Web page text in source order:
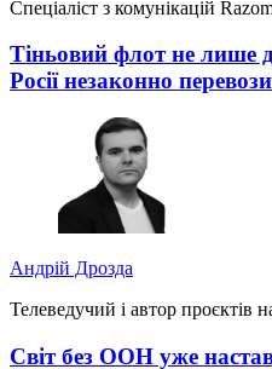
Спеціаліст з комунікацій
Тіньовий флот не лише
Росії незаконно
Андрій Дрозда
Телеведучий і автор проєктів
Світ без ООН уже